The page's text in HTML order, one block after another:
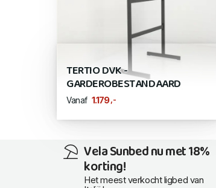
TERTIO DVK -
GARDEROBESTANDAARD
Vanaf 1.179,-
Vela Sunbed nu met 18%
korting!
Het meest verkocht ligbed van